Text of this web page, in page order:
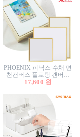
PHOENIX 피닉스 수채 면
천캔버스 플로팅 캔버스
프레임세트 30x30cm/액자
17,600 원